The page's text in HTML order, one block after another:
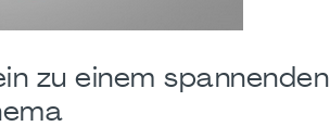
zu einem spannenden